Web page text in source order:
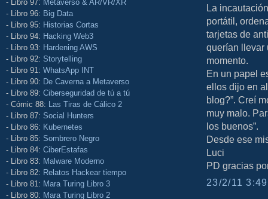
- Libro 97: Metaverso & AR/VR/XR
- Libro 96: Big Data
- Libro 95: Historias Cortas
- Libro 94: Hacking Web3
- Libro 93: Hardening AWS
- Libro 92: Storytelling
- Libro 91: WhatsApp INT
- Libro 90: De Caverna a Metaverso
- Libro 89: Ciberseguridad de tú a tú
- Cómic 88: Las Tiras de Cálico 2
- Libro 87: Social Hunters
- Libro 86: Kubernetes
- Libro 85: Sombrero Negro
- Libro 84: CiberEstafas
- Libro 83: Malware Moderno
- Libro 82: Relatos Hackear tiempo
- Libro 81: Mara Turing Libro 3
- Libro 80: Mara Turing Libro 2
La
portátil,
tarjetas de
querían llevar
momento.
En un papel
ellos dijo en
blog?”. Creí
muy malo.
los buenos”.
Desde ese
Luci
PD gracias
23/2/11